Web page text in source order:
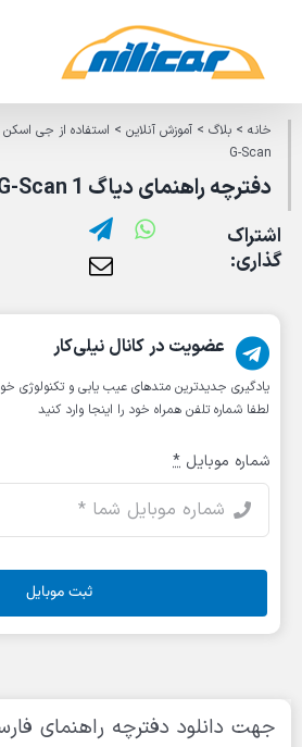
content
خانه> بلاگ> آموزش آنلاین> استفاده از جی اسکن
G-Scan
دفترچه راهنمای دیاگ 1 G-Scan
اشتراک
گذاری:
جهت دانلود دفترچه راهنمای
عضویت در کانال نیلی‌کار
یادگیری جدیدترین متد‌های عیب یابی‌ و تکنولوژی
لطفا شماره تلفن همراه خود را اینجا وارد کنید
شماره موبایل *
ثبت موبایل